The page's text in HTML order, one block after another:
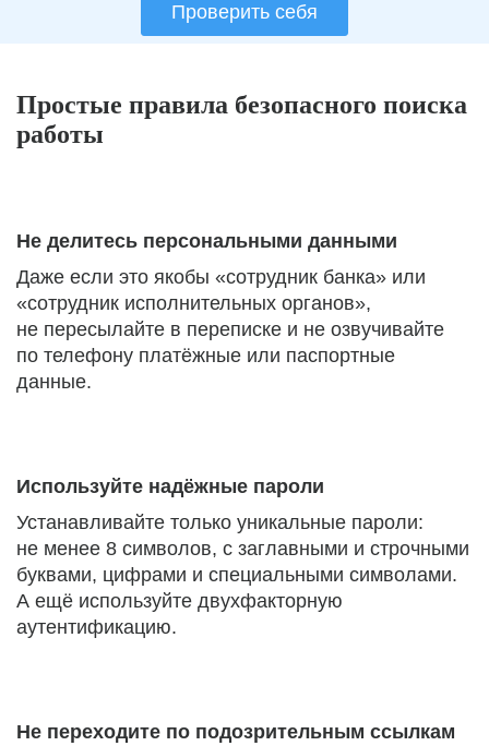
Проверить себя
Простые правила безопасного поиска
работы
Не делитесь персональными данными
Даже если это якобы «сотрудник банка» или
«сотрудник исполнительных органов»,
не пересылайте в переписке и не озвучивайте
по телефону платёжные или паспортные
данные.
Используйте надёжные пароли
Устанавливайте только уникальные пароли:
не менее 8 символов, с заглавными и строчными
буквами, цифрами и специальными символами.
А ещё используйте двухфакторную
аутентификацию.
Не переходите по подозрительным ссылкам